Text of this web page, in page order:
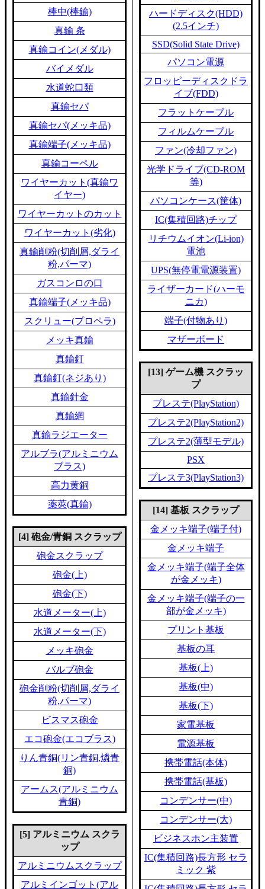
棒中(棒鍮)
真鍮 条
真鍮コイン(メダル)
バイメダル
水道蛇口類
真鍮セパ
真鍮セパ(メッキ品)
真鍮端子(メッキ品)
真鍮コーペル
ワイヤーカット(真鍮ワ
イヤー)
ワイヤーカットのカット
ワイヤーカット(劣化)
真鍮削粉(切削屑,ダライ
粉,パーマ)
ガスコンロの口
真鍮端子(メッキ品)
スクリュー(プロペラ)
メッキ真鍮
真鍮釘
真鍮釘(ネジあり)
真鍮針金
真鍮網
真鍮ラジエーター
アルブラ(アルミニウム
ブラス)
高力黄銅
薬莢(真鍮)
[4] 砲金/青銅 スクラップ
砲金スクラップ
砲金(上)
砲金(下)
水道メーター(上)
水道メーター(下)
メッキ砲金
バルブ砲金
砲金削粉(切削屑,ダライ
粉,パーマ)
ビスマス砲金
エコ砲金(エコブラス)
りん青銅(リン青銅,燐青
銅)
アームス(アルミニウム
青銅)
[5] アルミニウム スクラ
ップ
アルミニウムスクラップ
アルミインゴット(アル
ハードディスク(HDD)
(2.5インチ)
SSD(Solid State Drive)
パソコン電源
フロッピーディスクドラ
イブ(FDD)
フラットケーブル
フィルムケーブル
ファン(冷却ファン)
光学ドライブ(CD-ROM
等)
パソコンケース(筐体)
IC(集積回路)チップ
リチウムイオン(Li-ion)
電池
UPS(無停電電源装置)
ライザーカード(ハーモ
ニカ)
端子(付物あり)
マザーボード
[13] ゲーム機 スクラッ
プ
プレステ(PlayStation)
プレステ2(PlayStation2)
プレステ2(薄型モデル)
PSX
プレステ3(PlayStation3)
[14] 基板 スクラップ
金メッキ端子(端子付)
金メッキ端子
金メッキ端子(端子全体
が金メッキ)
金メッキ端子(端子の一
部が金メッキ)
プリント基板
基板の耳
基板(上)
基板(中)
基板(下)
家電基板
電源基板
携帯電話(本体)
携帯電話(基板)
コンデンサー(中)
コンデンサー(大)
ビジネスホン主装置
IC(集積回路)長方形 セラ
ミック 紫